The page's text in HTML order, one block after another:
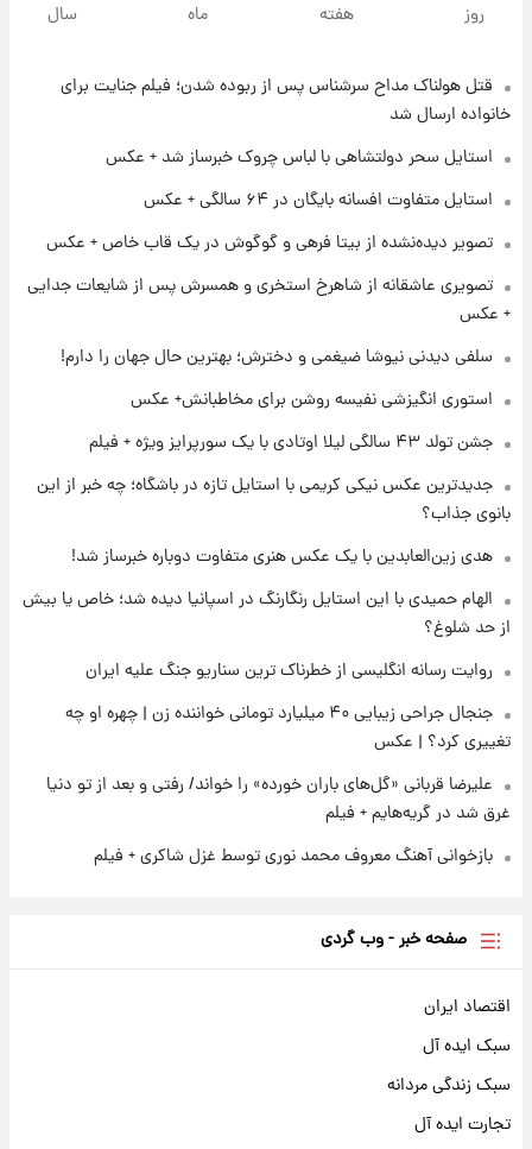
۲۰ ساعت پیش
۲۱ ساعت پیش
جهانی در آمریکا + فیلم
برای اولین بار؛ انتشار تصاویری از رهبر جدید
تصاویر عمامه بستن به شیوه خاتمی/ویدیو
روز هفته ماه سال
قتل هولناک مداح سرشناس پس از ربوده شدن؛ فیلم جنایت برای
خانواده ارسال شد
استایل سحر دولتشاهی با لباس چروک خبرساز شد + عکس
استایل متفاوت افسانه بایگان در ۶۴ سالگی + عکس
تصویر دیده‌نشده از بیتا فرهی و گوگوش در یک قاب خاص + عکس
تصویری عاشقانه از شاهرخ استخری و همسرش پس از شایعات جدایی
+ عکس
سلفی دیدنی نیوشا ضیغمی و دخترش؛ بهترین حال جهان را دارم!
استوری انگیزشی نفیسه روشن برای مخاطبانش+ عکس
جشن تولد ۴۳ سالگی لیلا اوتادی با یک سورپرایز ویژه + فیلم
جدیدترین عکس نیکی کریمی با استایل تازه در باشگاه؛ چه خبر از این
بانوی جذاب؟
هدی زین‌العابدین با یک عکس هنری متفاوت دوباره خبرساز شد!
الهام حمیدی با این استایل رنگارنگ در اسپانیا دیده شد؛ خاص یا بیش
از حد شلوغ؟
روایت رسانه انگلیسی از خطرناک ترین سناریو جنگ علیه ایران
جنجال جراحی زیبایی ۴۰ میلیارد تومانی خواننده زن | چهره او چه
تغییری کرد؟ | عکس
علیرضا قربانی «گل‌های باران خورده» را خواند/ رفتی و بعد از تو دنیا
غرق شد در گریه‌هایم + فیلم
بازخوانی آهنگ معروف محمد نوری توسط غزل شاکری + فیلم
صفحه خبر - وب گردی
اقتصاد ایران
سبک ایده آل
سبک زندگی مردانه
تجارت ایده آل